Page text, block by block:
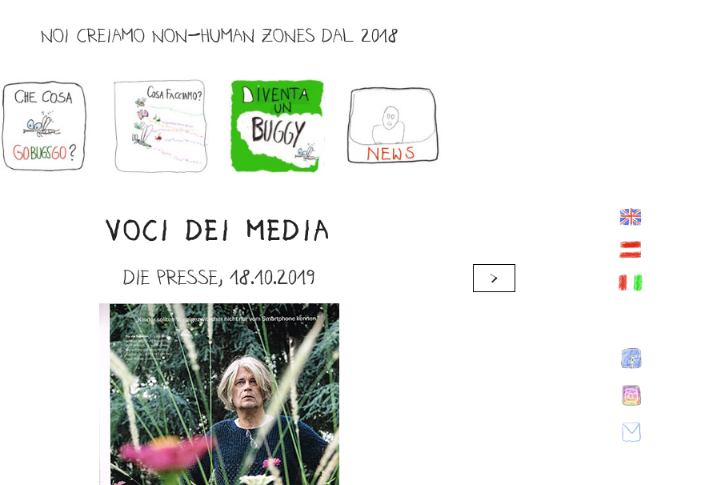
NOI CREIAMO NON-HUMAN ZONES DAL 2018
VOCI DEI MEDIA
Die Presse,18.10.2019 >